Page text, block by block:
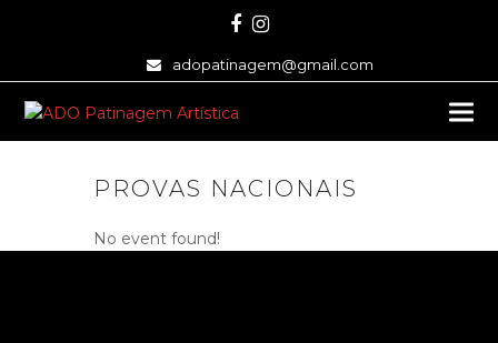
Facebook
Instagram
adopatinagem@gmail.com
PROVAS NACIONAIS
No event found!